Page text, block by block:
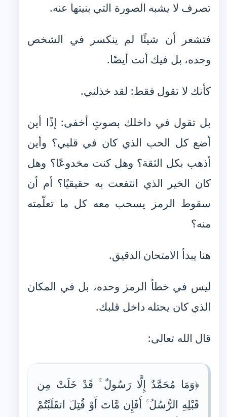
تصرف لا يشبه الصورة التي بنيتها عنه.
فتشعر أن شيئًا لم ينكسر في الشخص
وحده، بل فيك أنت أيضًا.
كأنك لا تقول فقط: لقد خذلني.
بل تقول في داخلك بصوتٍ أخفى: إذًا أين
أضع كل الحب الذي كان في قلبي؟ وأين
أذهب بكل الثقة؟ وهل كنت مخدوعًا؟ وهل
كان الخير الذي انتفعت به حقيقيًا؟ أم أن
سقوط الرمز يسحب معه كل ما تعلّمته
منه؟
هنا يبدأ الامتحان الدقيق.
ليس في خطأ الرمز وحده، بل في المكان
الذي كان يحتله داخل قلبك.
قال الله تعالى:
﴿وَمَا مُحَمَّدٌ إِلَّا رَسُولٌ ۚ قَدْ خَلَتْ مِن
قَبْلِهِ الرُّسُلُ ۚ أَفَإِن مَّاتَ أَوْ قُتِلَ انقَلَبْتُمْ